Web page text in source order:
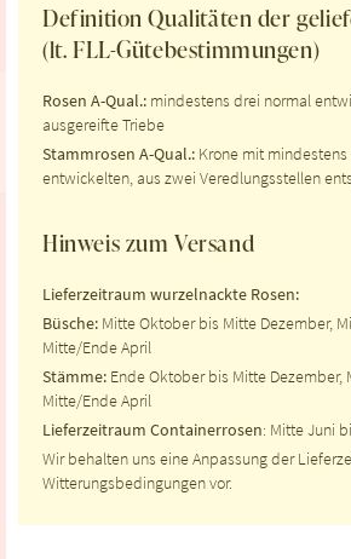
Definition Qualitäten der
(lt. FLL-Gütebestimmungen)
Rosen A-Qual.: mindestens drei normal
ausgereifte Triebe
Stammrosen A-Qual.: Krone mit
entwickelten, aus zwei Veredlungsstellen
Hinweis zum Versand
Lieferzeitraum wurzelnackte Rosen:
Büsche: Mitte Oktober bis Mitte Dezember,
Mitte/Ende April
Stämme: Ende Oktober bis Mitte Dezember,
Mitte/Ende April
Lieferzeitraum Containerrosen: Mitte Juni
Wir behalten uns eine Anpassung der
Witterungsbedingungen vor.